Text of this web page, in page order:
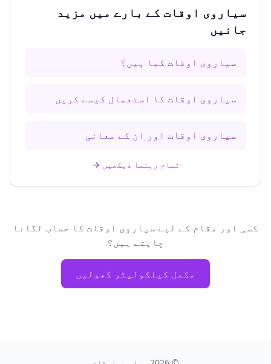
سیاروی اوقات کے بارے میں مزید
جانیں
سیاروی اوقات کیا ہیں؟
سیاروی اوقات کا استعمال کیسے کریں
سیاروی اوقات اور ان کے معانی
تمام رہنما دیکھیں →
کسی اور مقام کے لیے سیاروی اوقات کا حساب لگانا
چاہتے ہیں؟
مکمل کیلکولیٹر کھولیں